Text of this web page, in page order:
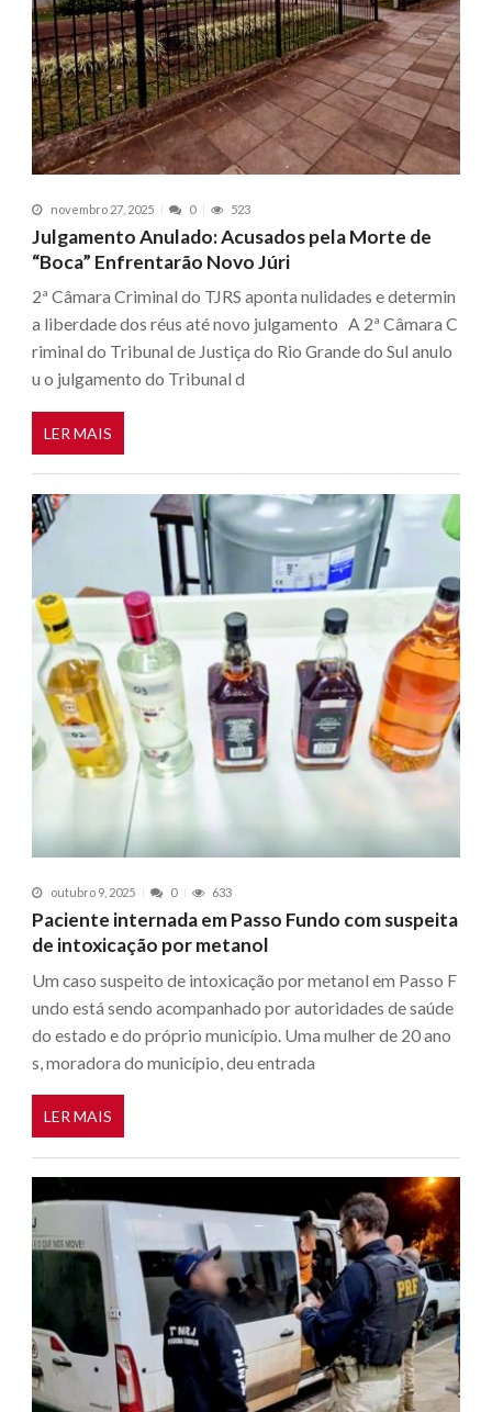
novembro 27, 2025 0 523
Julgamento Anulado: Acusados pela Morte de
“Boca” Enfrentarão Novo Júri
2ª Câmara Criminal do TJRS aponta nulidades e determin
a liberdade dos réus até novo julgamento A 2ª Câmara C
riminal do Tribunal de Justiça do Rio Grande do Sul anulo
u o julgamento do Tribunal d
LER MAIS
outubro 9, 2025 0 633
Paciente internada em Passo Fundo com suspeita
de intoxicação por metanol
Um caso suspeito de intoxicação por metanol em Passo F
undo está sendo acompanhado por autoridades de saúde
do estado e do próprio município. Uma mulher de 20 ano
s, moradora do município, deu entrada
LER MAIS